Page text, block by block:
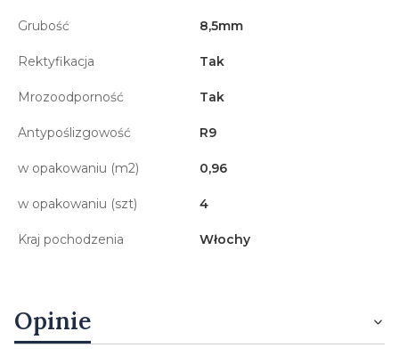
Grubość 8,5mm
Rektyfikacja Tak
Mrozoodporność Tak
Antypoślizgowość R9
w opakowaniu (m2) 0,96
w opakowaniu (szt) 4
Kraj pochodzenia Włochy
Opinie